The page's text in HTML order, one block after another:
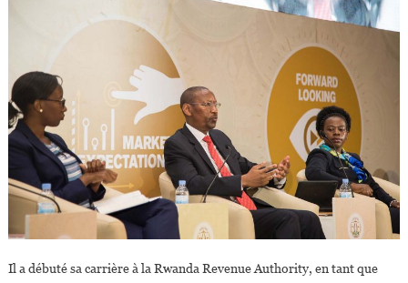
Il a débuté sa carrière à la Rwanda Revenue Authority, en tant que